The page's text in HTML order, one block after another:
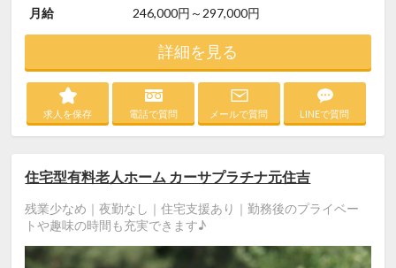
月給
246,000円～297,000円
詳細を見る
求人を保存 電話で質問 メールで質問 LINEで質問
住宅型有料老人ホーム カーサプラチナ元住吉
残業少なめ｜夜勤なし｜住宅支援あり｜勤務後のプライベー
トや趣味の時間も充実できます♪